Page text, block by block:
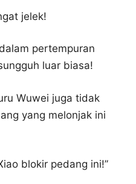
jelek!
pertempuran
luar biasa!
Wuwei juga tidak
yang melonjak ini
blokir pedang ini!”